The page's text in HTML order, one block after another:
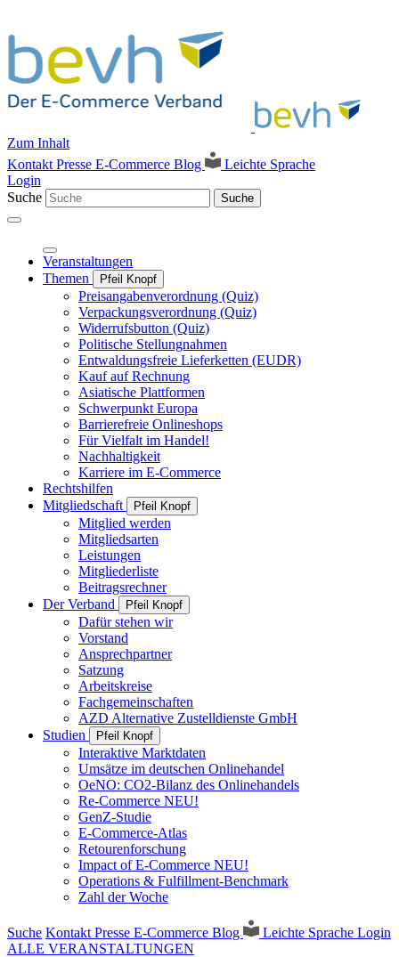
Zum Inhalt
Kontakt Presse E-Commerce Blog
Leichte Sprache
Login
Suche
Suche
Veranstaltungen
Themen
Pfeil Knopf
Preisangabenverordnung (Quiz)
Verpackungsverordnung (Quiz)
Widerrufsbutton (Quiz)
Politische Stellungnahmen
Entwaldungsfreie Lieferketten (EUDR)
Kauf auf Rechnung
Asiatische Plattformen
Schwerpunkt Europa
Barrierefreie Onlineshops
Für Vielfalt im Handel!
Nachhaltigkeit
Karriere im E-Commerce
Rechtshilfen
Mitgliedschaft
Pfeil Knopf
Mitglied werden
Mitgliedsarten
Leistungen
Mitgliederliste
Beitragsrechner
Der Verband
Pfeil Knopf
Dafür stehen wir
Vorstand
Ansprechpartner
Satzung
Arbeitskreise
Fachgemeinschaften
AZD Alternative Zustelldienste GmbH
Studien
Pfeil Knopf
Interaktive Marktdaten
Umsätze im deutschen Onlinehandel
OeNO: CO2-Bilanz des Onlinehandels
Re-Commerce NEU!
GenZ-Studie
E-Commerce-Atlas
Retourenforschung
Impact of E-Commerce NEU!
Operations & Fulfillment-Benchmark
Zahl der Woche
Suche Kontakt Presse E-Commerce Blog Leichte Sprache Login
ALLE VERANSTALTUNGEN